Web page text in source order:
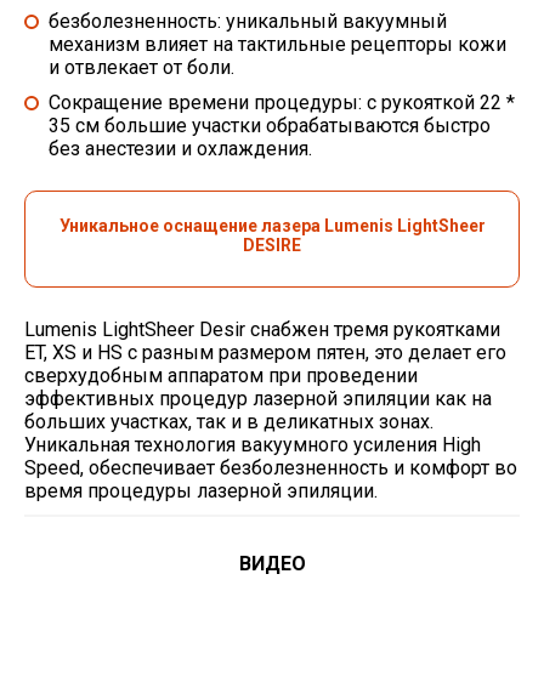
безболезненность: уникальный вакуумный
механизм влияет на тактильные рецепторы кожи
и отвлекает от боли.
Сокращение времени процедуры: с рукояткой 22 * ​​
35 см большие участки обрабатываются быстро
без анестезии и охлаждения.
Уникальное оснащение лазера Lumenis LightSheer
DESIRE
Lumenis LightSheer Desir снабжен тремя рукоятками
ET, XS и HS с разным размером пятен, это делает его
сверхудобным аппаратом при проведении
эффективных процедур лазерной эпиляции как на
больших участках, так и в деликатных зонах.
Уникальная технология вакуумного усиления High
Speed, обеспечивает безболезненность и комфорт во
время процедуры лазерной эпиляции.
ВИДЕО